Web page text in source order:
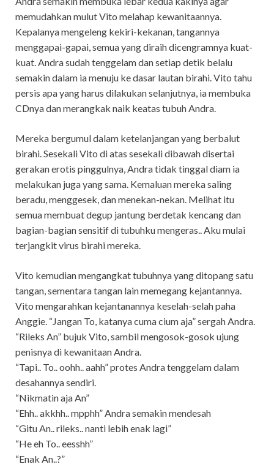
memudahkan mulut Vito melahap kewanitaannya.
Kepalanya mengeleng kekiri-kekanan, tangannya
menggapai-gapai, semua yang diraih dicengramnya kuat-
kuat. Andra sudah tenggelam dan setiap detik belalu
semakin dalam ia menuju ke dasar lautan birahi. Vito tahu
persis apa yang harus dilakukan selanjutnya, ia membuka
CDnya dan merangkak naik keatas tubuh Andra.
Mereka bergumul dalam ketelanjangan yang berbalut
birahi. Sesekali Vito di atas sesekali dibawah disertai
gerakan erotis pinggulnya, Andra tidak tinggal diam ia
melakukan juga yang sama. Kemaluan mereka saling
beradu, menggesek, dan menekan-nekan. Melihat itu
semua membuat degup jantung berdetak kencang dan
bagian-bagian sensitif di tubuhku mengeras.. Aku mulai
terjangkit virus birahi mereka.
Vito kemudian mengangkat tubuhnya yang ditopang satu
tangan, sementara tangan lain memegang kejantannya.
Vito mengarahkan kejantanannya keselah-selah paha
Anggie. “Jangan To, katanya cuma cium aja” sergah Andra.
“Rileks An” bujuk Vito, sambil mengosok-gosok ujung
penisnya di kewanitaan Andra.
“Tapi.. To.. oohh.. aahh” protes Andra tenggelam dalam
desahannya sendiri.
“Nikmatin aja An”
“Ehh.. akkhh.. mpphh” Andra semakin mendesah
“Gitu An.. rileks.. nanti lebih enak lagi”
“He eh To.. eesshh”
“Enak An..?”